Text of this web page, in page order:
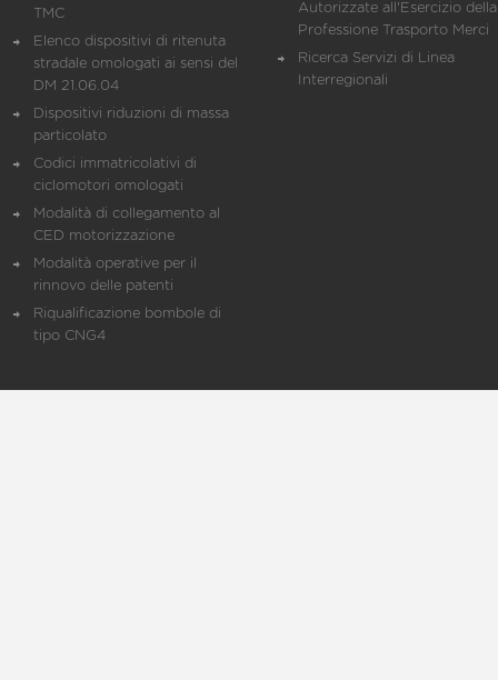
TMC
Elenco dispositivi di ritenuta
stradale omologati ai sensi del
DM 21.06.04
Dispositivi riduzioni di massa
particolato
Codici immatricolativi di
ciclomotori omologati
Modalità di collegamento al
CED motorizzazione
Modalità operative per il
rinnovo delle patenti
Riqualificazione bombole di
tipo CNG4
Autorizzate all'Esercizio della
Professione Trasporto Merci
Ricerca Servizi di Linea
Interregionali